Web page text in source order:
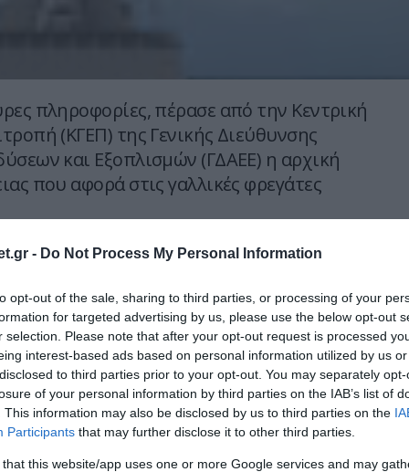
- Do Not Process My Personal Information
opt-out of the sale, sharing to third parties, or processing of your
for targeted advertising by us, please use the below opt-out
selection. Please note that after your opt-out request is processed
interest-based ads based on personal information utilized by us
to third parties prior to your opt-out. You may separately
of your personal information by third parties on the IAB’s list of
This information may also be disclosed by us to third parties on the
Participants that may further disclose it to other third parties.
that this website/app uses one or more Google services and may
πληροφορίες, πέρασε από την Κεντρική
(ΚΓΕΠ) της Γενικής Διεύθυνσης
και Εξοπλισμών (ΓΔΑΕΕ) η αρχική
που αφορά στις γαλλικές φρεγάτες
πληροφορίες, πέρασε από την Κεντρική
και Εξοπλισμών (ΓΔΑΕΕ) η αρχική
που αφορά στις γαλλικές φρεγάτες
από την πολιτική ηγεσία το «πράσινο φως»
με τη γαλλική πλευρά για
το Πολεμικό Ναυτικό των νέων φρεγατών.